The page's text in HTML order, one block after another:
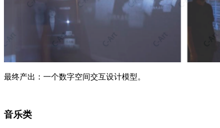
最终产出：一个数字空间交互设计模型。
音乐类